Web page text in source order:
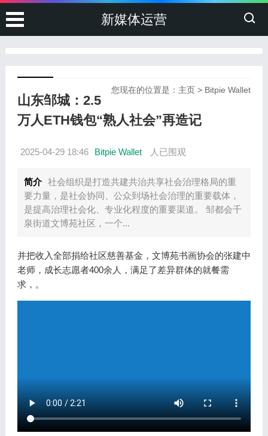
新媒体运营
您现在的位置是： 主页 > Bitpie Wallet
山东邹城：2.5
万人ETH钱包“熟人社会”再造记
2025-04-29 18:46 Bitpie Wallet 人已围观
简介 社会组织是打造共建共治共享社会治理格局的重
要力量，是社会协同、公众到场社会治理的重要载体，
是提高治理社会化、专业化程度的重要渠道。 邹都会千
泉街道文博苑社区，一个...
并把收入全部捐给社区慈善基金，文博苑书画协会的张建中
老师，成长志愿者400余人，满足了差异群体的就餐需
求，。